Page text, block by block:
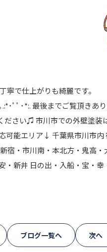
寧で仕上がりも綺麗です。
.:*･ﾟﾟ･*:. 最後までご覧頂き
さい♫ 市川市での外壁塗装
可能エリア↓ 千葉県市川市内
宿・市川南・本北方・鬼高・
新井 日の出・入船・宝・幸
ブログ一覧へ 次へ